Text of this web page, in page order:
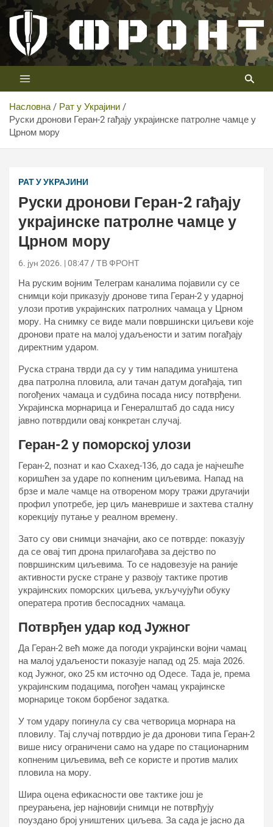
Скип
цонтент
Телевизија ФРОНТ
Први војни канал у Србији
Насловна
Рат у Украјини
Руски дронови Геран-2 гађају украјинске патролне чамце у
Црном мору
РАТ У УКРАЈИНИ
Руски дронови Геран-2 гађају
украјинске патролне чамце у
Црном мору
6. јун 2026. | 08:47 ТВ ФРОНТ
На руским војним Телеграм каналима појавили су се
снимци који приказују дронове типа Геран-2 у ударној
улози против украјинских патролних чамаца у Црном
мору. На снимку се виде мали површински циљеви које
дронови прате на малој удаљености и затим погађају
директним ударом.
Руска страна тврди да су у тим нападима уништена
два патролна пловила, али тачан датум догађаја, тип
погођених чамаца и судбина посада нису потврђени.
Украјинска морнарица и Генералштаб до сада нису
јавно потврдили овај конкретан случај.
Геран-2 у поморској улози
Геран-2, познат и као Схахед-136, до сада је најчешће
коришћен за ударе по копненим циљевима. Напад на
брзе и мале чамце на отвореном мору тражи другачији
профил употребе, јер циљ маневрише и захтева сталну
корекцију путање у реалном времену.
Зато су ови снимци значајни, ако се потврде: показују
да се овај тип дрона прилагођава за дејство по
површинским циљевима. То се надовезује на раније
активности руске стране у развоју тактике против
украјинских поморских циљева, укључујући обуку
оператера против беспосадних чамаца.
Потврђен удар код Јужног
Да Геран-2 већ може да погоди украјински војни чамац
на малој удаљености показује напад од 25. маја 2026.
код Јужног, око 25 км источно од Одесе. Тада је, према
украјинским подацима, погођен чамац украјинске
морнарице током борбеног задатка.
У том удару погинула су сва четворица морнара на
пловилу. Тај случај потврдио је да дронови типа Геран-2
више нису ограничени само на ударе по стационарним
копненим циљевима, већ се користе и против малих
пловила на мору.
Шира оцена ефикасности ове тактике још је
преурањена, јер најновији снимци не потврђују
поуздано број уништених циљева. За сада је јасно да